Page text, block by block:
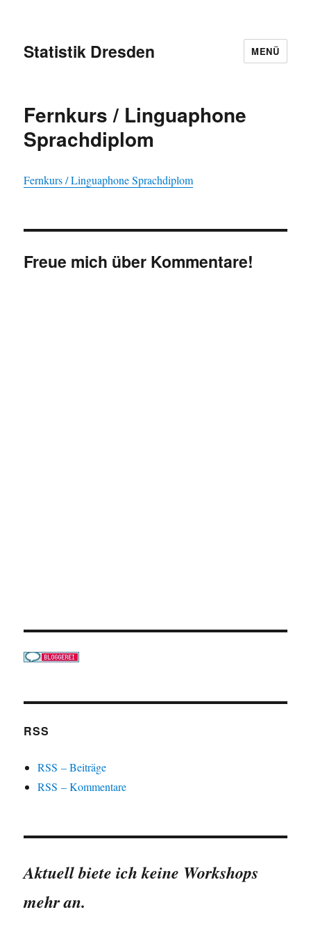
Statistik Dresden MENÜ
Fernkurs / Linguaphone
Sprachdiplom
Fernkurs / Linguaphone Sprachdiplom
Freue mich über Kommentare!
RSS
RSS – Beiträge
RSS – Kommentare
Aktuell biete ich keine Workshops
mehr an.